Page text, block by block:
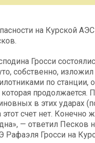
на Курской
Гросси
собственно,
по станции,
которая
в этих ударах
счет нет. Конечно
— ответил Песков
Рафаэля Гросси на